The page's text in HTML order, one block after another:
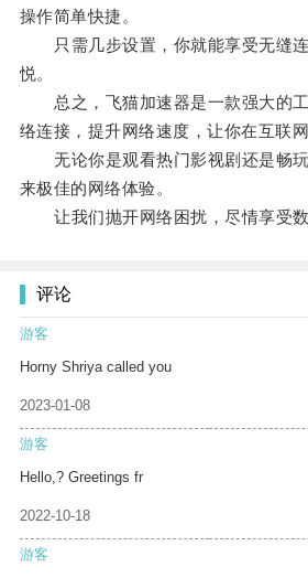
操作简单快捷。
只需几步设置，你就能享受无缝连
悦。
总之，飞猫加速器是一款强大的工
络连接，提升网络速度，让你在互联
无论你是观看热门影视剧还是畅玩
来极佳的网络体验。
让我们抛开网络困扰，尽情享受数
评论
游客
Horny Shriya called you
2023-01-08
游客
Hello,? Greetings fr
2022-10-18
游客